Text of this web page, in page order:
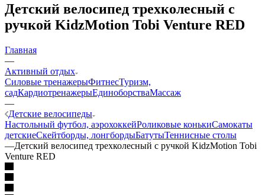
Детский велосипед трехколесный с
ручкой KidzMotion Tobi Venture RED
Главная
—
Активный отдых
Силовые тренажерыФитнесТуризм,
садКардиотренажерыЕдиноборстваМассаж
—
Детские велосипеды
Настольный футбол, аэрохоккейРоликовые конькиСамокаты
детскиеСкейтборды, лонгбордыБатутыТеннисные столы
—Детский велосипед трехколесный с ручкой KidzMotion Tobi
Venture RED